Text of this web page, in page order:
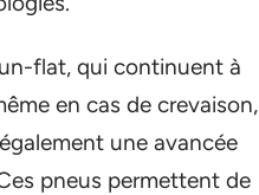
flat, qui continuent à
en cas de crevaison,
une avancée
pneus permettent de